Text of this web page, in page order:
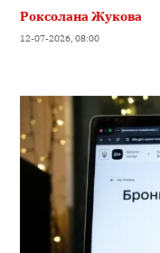
Роксолана Жукова
12-07-2026, 08:00